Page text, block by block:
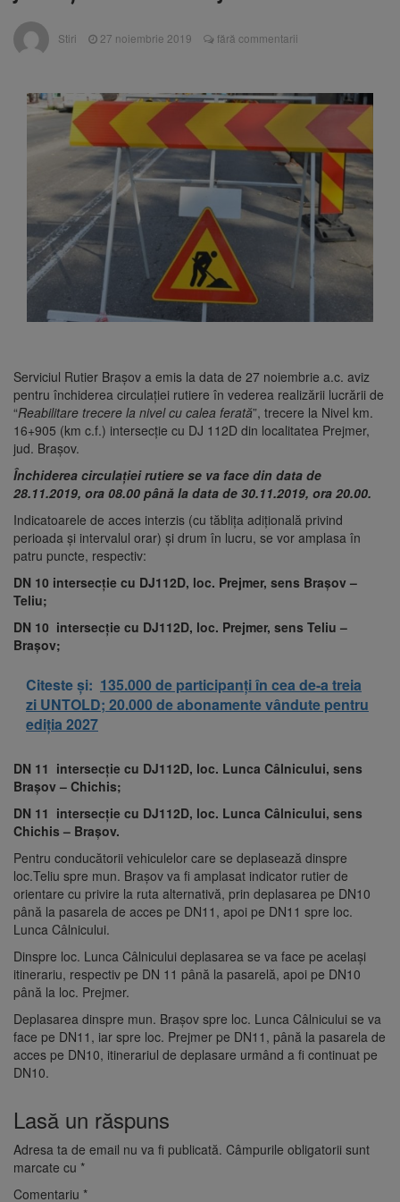
144 de incidente
10 august 2026
topoare și pietre în Cluj, după un zvon fals că
România ar urma să apară în toamna lui
2027. Proiectul CNAIR este în licitație
10 august 2026
România, pe primul loc la
Mondialele U19 de canotaj. Trei medalii de
aur, una de argint și două de bronz
Stiri 27 noiembrie 2019 fără commentarii
Serviciul Rutier Brașov a emis la data de 27 noiembrie a.c. aviz
pentru închiderea circulației rutiere în vederea realizării lucrării de
“Reabilitare trecere la nivel cu calea ferată”, trecere la Nivel km.
16+905 (km c.f.) intersecție cu DJ 112D din localitatea Prejmer,
jud. Brașov.
Închiderea circulației rutiere se va face din data de
28.11.2019, ora 08.00 până la data de 30.11.2019, ora 20.00.
Indicatoarele de acces interzis (cu tăblița adițională privind
perioada și intervalul orar) și drum în lucru, se vor amplasa în
patru puncte, respectiv:
DN 10 intersecție cu DJ112D, loc. Prejmer, sens Brașov –
Teliu;
DN 10 intersecție cu DJ112D, loc. Prejmer, sens Teliu –
Brașov;
Citeste și: 135.000 de participanți în cea de-a treia
zi UNTOLD; 20.000 de abonamente vândute pentru
ediția 2027
DN 11 intersecție cu DJ112D, loc. Lunca Câlnicului, sens
Brașov – Chichis;
DN 11 intersecție cu DJ112D, loc. Lunca Câlnicului, sens
Chichis – Brașov.
Pentru conducătorii vehiculelor care se deplasează dinspre
loc.Teliu spre mun. Brașov va fi amplasat indicator rutier de
orientare cu privire la ruta alternativă, prin deplasarea pe DN10
până la pasarela de acces pe DN11, apoi pe DN11 spre loc.
Lunca Câlnicului.
Dinspre loc. Lunca Câlnicului deplasarea se va face pe același
itinerariu, respectiv pe DN 11 până la pasarelă, apoi pe DN10
până la loc. Prejmer.
Deplasarea dinspre mun. Brașov spre loc. Lunca Câlnicului se va
face pe DN11, iar spre loc. Prejmer pe DN11, până la pasarela de
acces pe DN10, itinerariul de deplasare urmând a fi continuat pe
DN10.
Lasă un răspuns
Adresa ta de email nu va fi publicată. Câmpurile obligatorii sunt
marcate cu *
Comentariu *